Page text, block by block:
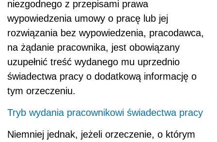
niezgodnego z przepisami prawa
wypowiedzenia umowy o pracę lub jej
rozwiązania bez wypowiedzenia, pracodawca,
na żądanie pracownika, jest obowiązany
uzupełnić treść wydanego mu uprzednio
świadectwa pracy o dodatkową informację o
tym orzeczeniu.
Tryb wydania pracownikowi świadectwa pracy
Niemniej jednak, jeżeli orzeczenie, o którym